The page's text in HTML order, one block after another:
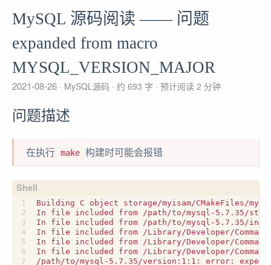
MySQL 源码阅读 —— 问题
expanded from macro
MYSQL_VERSION_MAJOR
2021-08-26 MySQL源码 约 693 字 预计阅读 2 分钟
问题描述
在执行 make 构建时可能会报错